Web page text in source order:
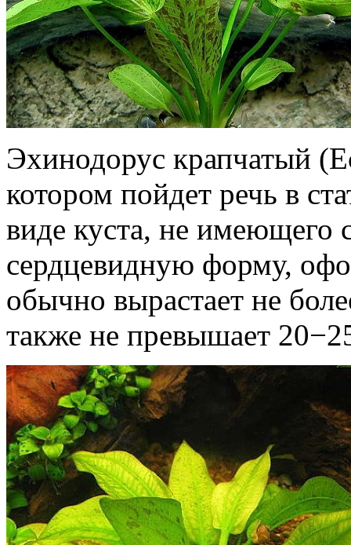
Эхинодорус крапчатый
котором пойдет речь в
виде куста, не имеющего
сердцевидную форму,
обычно вырастает не
также не превышает